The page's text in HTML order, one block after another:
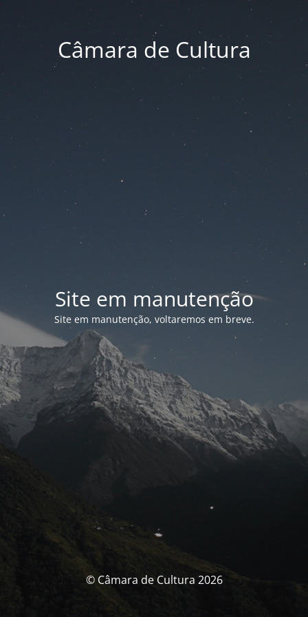
Câmara de Cultura
Site em manutenção
Site em manutenção, voltaremos em breve.
© Câmara de Cultura 2026